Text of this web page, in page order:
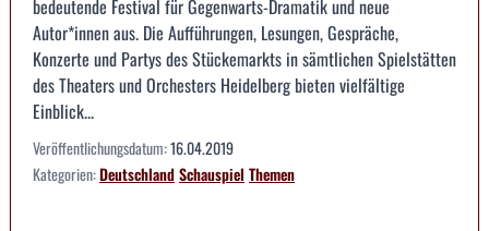
bedeutende Festival für Gegenwarts-Dramatik und neue
Autor*innen aus. Die Aufführungen, Lesungen, Gespräche,
Konzerte und Partys des Stückemarkts in sämtlichen Spielstätten
des Theaters und Orchesters Heidelberg bieten vielfältige
Einblick...
Veröffentlichungsdatum:16.04.2019
Kategorien:DeutschlandSchauspiel Themen